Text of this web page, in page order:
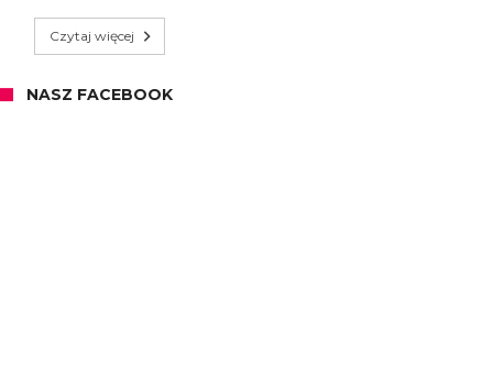
Czytaj więcej
NASZ FACEBOOK